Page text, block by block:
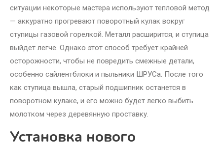
ситуации некоторые мастера используют тепловой метод
— аккуратно прогревают поворотный кулак вокруг
ступицы газовой горелкой. Металл расширится, и ступица
выйдет легче. Однако этот способ требует крайней
осторожности, чтобы не повредить смежные детали,
особенно сайлентблоки и пыльники ШРУСа. После того
как ступица вышла, старый подшипник останется в
поворотном кулаке, и его можно будет легко выбить
молотком через деревянную проставку.
Установка нового